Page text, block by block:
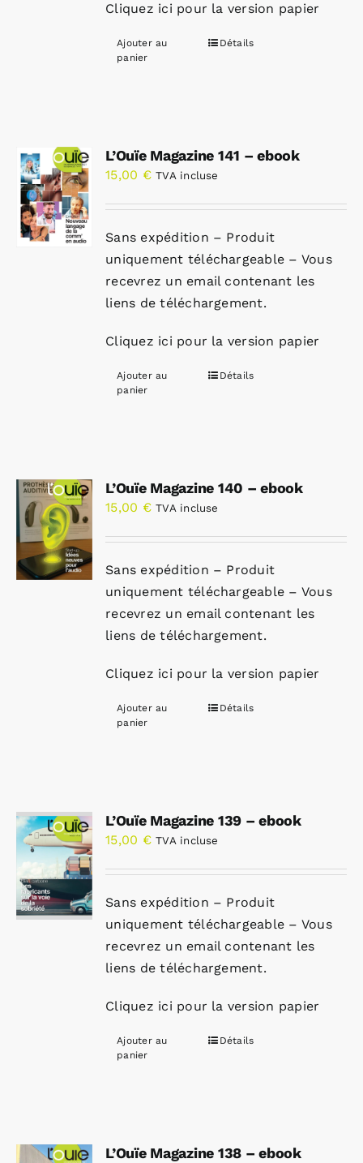
Cliquez ici pour la version papier
Ajouter au
panier
Détails
L’Ouïe Magazine 141 – ebook
15,00 € TVA incluse
Sans expédition – Produit
uniquement téléchargeable – Vous
recevrez un email contenant les
liens de téléchargement.
Cliquez ici pour la version papier
Ajouter au
panier
Détails
L’Ouïe Magazine 140 – ebook
15,00 € TVA incluse
Sans expédition – Produit
uniquement téléchargeable – Vous
recevrez un email contenant les
liens de téléchargement.
Cliquez ici pour la version papier
Ajouter au
panier
Détails
L’Ouïe Magazine 139 – ebook
15,00 € TVA incluse
Sans expédition – Produit
uniquement téléchargeable – Vous
recevrez un email contenant les
liens de téléchargement.
Cliquez ici pour la version papier
Ajouter au
panier
Détails
L’Ouïe Magazine 138 – ebook